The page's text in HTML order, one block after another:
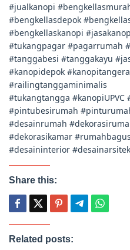
#jualkanopi
#bengkellasdepok
#bengkellaskanopi
#tukangpagar #pagarrumah
#tanggabesi #tanggakayu
#kanopidepok
#railingtanggaminimalis
#tukangtangga
#pintubesirumah
#desainrumah
#dekorasikamar
#desaininterior
Share this:
Related posts: